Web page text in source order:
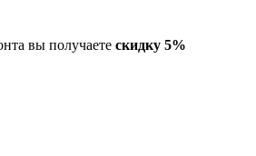
вы получаете скидку 5%